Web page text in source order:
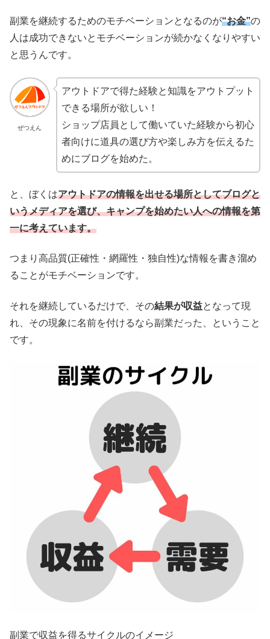
副業を継続するためのモチベーションとなるのが“お金”の
人は成功できないとモチベーションが続かなくなりやすい
と思うんです。
ぜつえん
アウトドアで得た経験と知識をアウトプット
できる場所が欲しい！
ショップ店員として働いていた経験から初心
者向けに道具の選び方や楽しみ方を伝えるた
めにブログを始めた。
と、ぼくはアウトドアの情報を出せる場所としてブログと
いうメディアを選び、キャンプを始めたい人への情報を第
一に考えています。
つまり高品質(正確性・網羅性・独自性)な情報を書き溜め
ることがモチベーションです。
それを継続しているだけで、その結果が収益となって現
れ、その現象に名前を付けるなら副業だった、ということ
です。
副業で収益を得るサイクルのイメージ